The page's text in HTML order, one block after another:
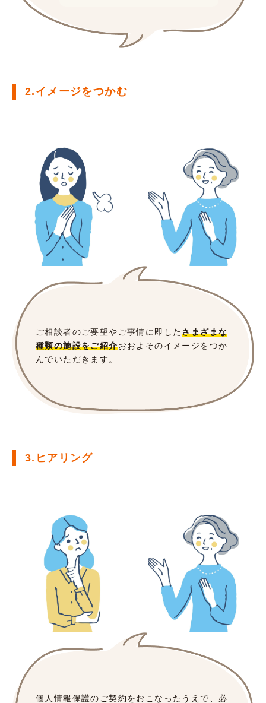
2.イメージをつかむ
ご相談者のご要望やご事情に即したさまざまな
種類の施設をご紹介おおよそのイメージをつか
んでいただきます。
3.ヒアリング
個人情報保護のご契約をおこなったうえで、必